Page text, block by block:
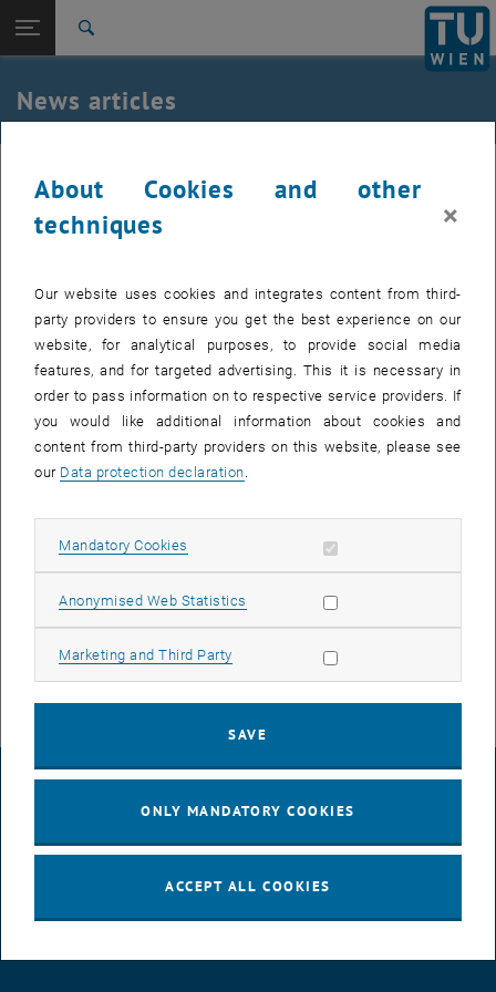
TU Login
Quicklinks
Toggle quicklinks menu
Studies
Career
Back: list subpages of parent page News
Back to:
News
News articles
News articles
30. October 2006
Aktuelle Regelung betreffend die
Created byWolfgang Pousek
Wenn das Curriculum keine abschließende kommissionelle Prüfung
vorsieht, sondern eine Bachelor-, Master- oder Diplomprüfung in
Form von Lehrveranstaltungs- oder Fachprüfungen, ist das Datum
der Ablegung dieser Prüfung ab sofort mit dem Datum der
Einreichung der Zeugnisse am Dekanat definiert.
Diplomarbeit, ist beim zuständigen Dekanat ehestmöglich,
unter Vorlage der Einzelzeugnisse die Ausstellung des Bachelor-,
LEGAL NOTICE
About Cookies and other
techniques
×
Our website uses cookies and integrates content from third-
party providers to ensure you get the best experience on our
website, for analytical purposes, to provide social media
features, and for targeted advertising. This it is necessary in
order to pass information on to respective service providers. If
you would like additional information about cookies and
content from third-party providers on this website, please see
our Data protection declaration
Mandatory Cookies Allow mandatory cookies
Anonymised Web Statistics Allow statistic cookies
Marketing and Third Party Allow marketing cookies
SAVE
ONLY MANDATORY COOKIES
ACCEPT ALL COOKIES